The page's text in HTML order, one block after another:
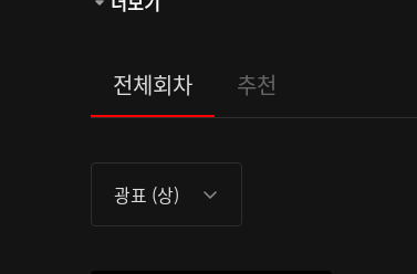
전체회차 추천
광표 (상)